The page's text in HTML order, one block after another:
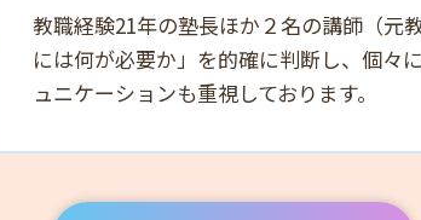
教職経験21年の塾長ほか２名の講師（元
には何が必要か」を的確に判断し、個々
ュニケーションも重視しております。